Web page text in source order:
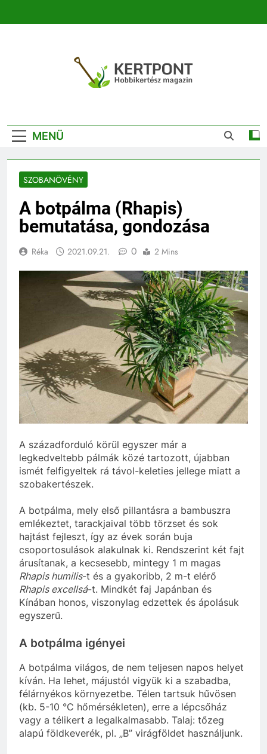
Kertészeti
Magazin |
Növénykereső És
Növényhatározó
MENÜ
SZOBANÖVÉNY
A botpálma (Rhapis)
bemutatása, gondozása
Réka 2021.09.21. 0 2 Mins
A századforduló körül egyszer már a
legkedveltebb pálmák közé tartozott, újabban
ismét felfigyeltek rá távol-keleties jellege miatt a
szobakertészek.
A botpálma, mely első pillantásra a bambuszra
emlékeztet, tarackjaival több törzset és sok
hajtást fejleszt, így az évek során buja
csoportosulások alakulnak ki. Rendszerint két fajt
árusítanak, a kecsesebb, mintegy 1 m magas
Rhapis humilis-t és a gyakoribb, 2 m-t elérő
Rhapis excellsá-t. Mindkét faj Japánban és
Kínában honos, viszonylag edzettek és ápolásuk
egyszerű.
A botpálma igényei
A botpálma világos, de nem teljesen napos helyet
kíván. Ha lehet, májustól vigyük ki a szabadba,
félárnyékos környezetbe. Télen tartsuk hűvösen
(kb. 5-10 °C hőmérsékleten), erre a lépcsőház
vagy a télikert a legalkalmasabb. Talaj: tőzeg
alapú földkeverék, pl. „B” virágföldet használjunk.